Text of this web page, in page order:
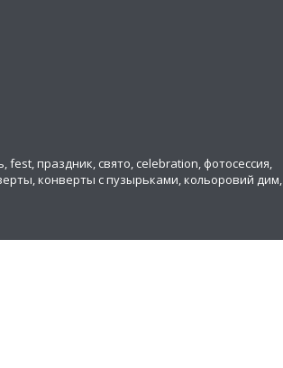
fest, праздник, свято, celebration, фотосессия,
конверты с пузырьками, кольоровий дим,